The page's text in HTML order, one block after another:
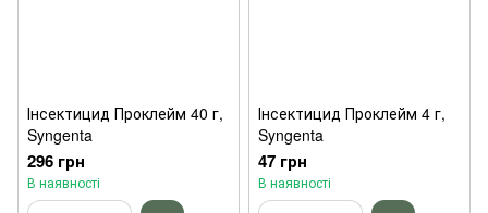
Інсектицид Проклейм 40 г,
Syngenta
296 грн
В наявності
Інсектицид Проклейм 4 г,
Syngenta
47 грн
В наявності